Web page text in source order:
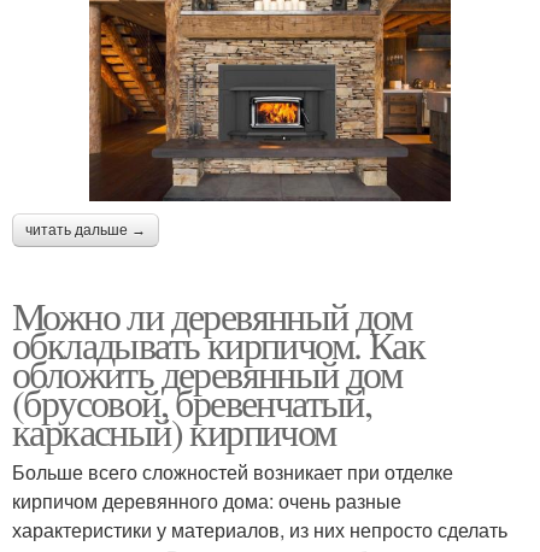
читать дальше →
Можно ли деревянный дом
обкладывать кирпичом. Как
обложить деревянный дом
(брусовой, бревенчатый,
каркасный) кирпичом
Больше всего сложностей возникает при отделке
кирпичом деревянного дома: очень разные
характеристики у материалов, из них непросто сделать